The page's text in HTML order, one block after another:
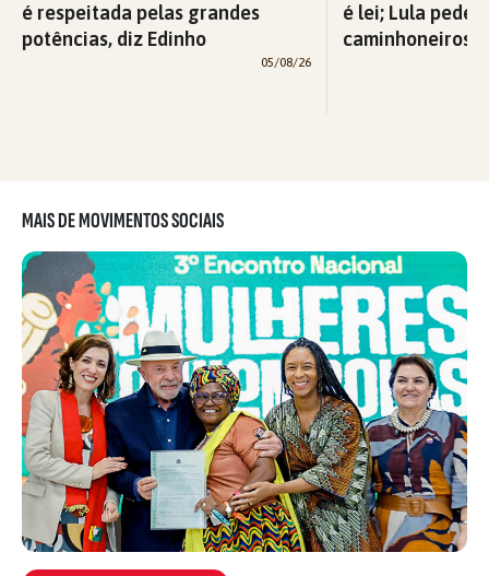
é respeitada pelas grandes
potências, diz Edinho
05/08/26
é lei; Lula pede
caminhoneiros
MAIS DE MOVIMENTOS SOCIAIS